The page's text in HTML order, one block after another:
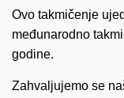
Ovo takmičenje
međunarodno
godine.
Zahvaljujemo se